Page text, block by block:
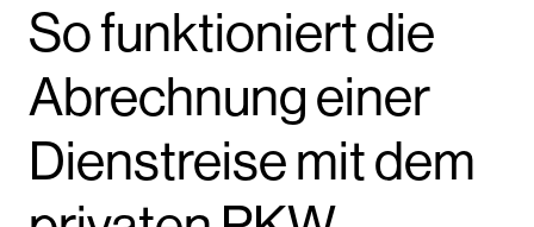
So funktioniert die
Abrechnung einer
Dienstreise mit dem